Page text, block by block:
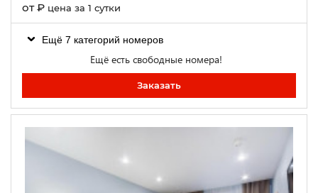
от₽ цена за 1 сутки
Ещё 7 категорий номеров
Ещё есть свободные номера!
Заказать